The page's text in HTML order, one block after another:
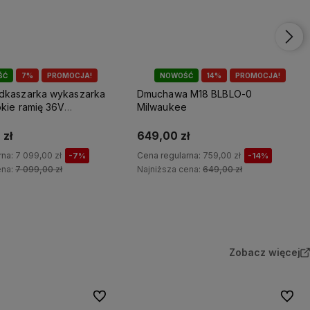
7% PROMOCJA!
wykaszarka
ramię 36V
7 099,00 zł -7%
7 099,00 zł
14% PROMOCJA!
NOWOŚĆ
Dmuchawa M18 BLBLO-0
Milwaukee
649,00 zł
Cena regularna: 759,00 zł -14%
Najniższa cena: 649,00 zł
Zobacz więcej
Do ulubionych Do